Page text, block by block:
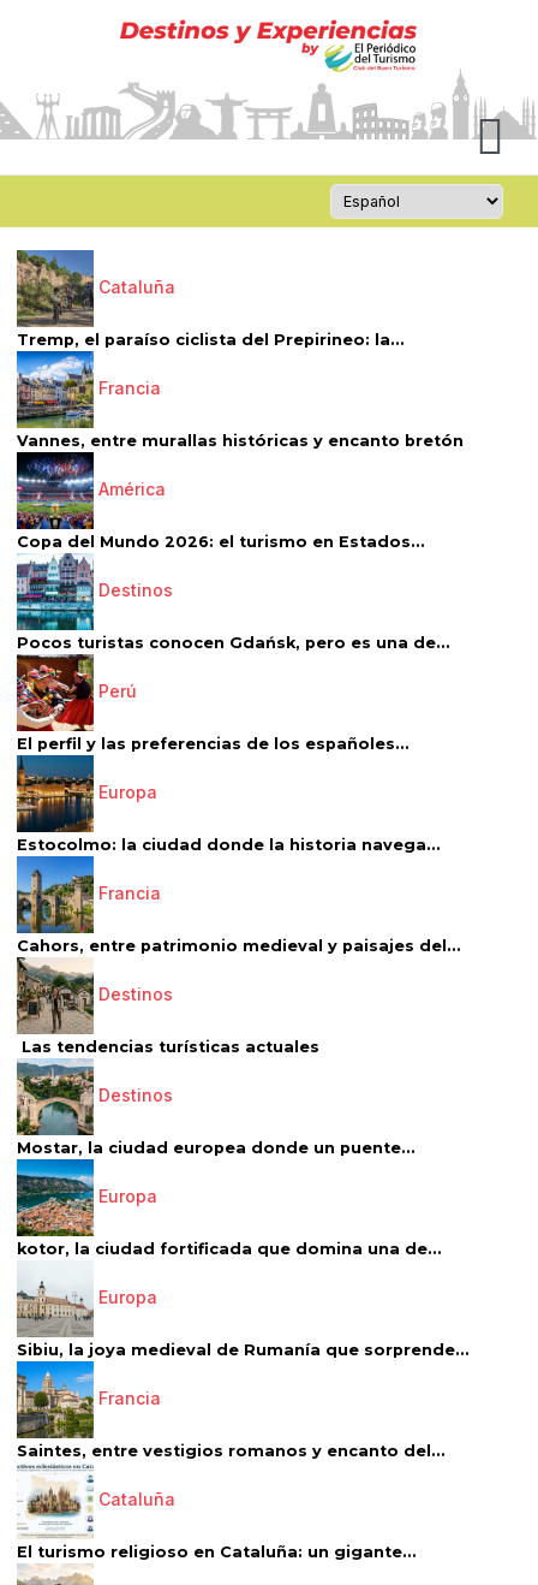
Cataluña
Tremp, el paraíso ciclista del Prepirineo: la...
Francia
Vannes, entre murallas históricas y encanto bretón
América
Copa del Mundo 2026: el turismo en Estados...
Destinos
Pocos turistas conocen Gdańsk, pero es una de...
Perú
El perfil y las preferencias de los españoles...
Europa
Estocolmo: la ciudad donde la historia navega...
Francia
Cahors, entre patrimonio medieval y paisajes del...
Destinos
Las tendencias turísticas actuales
Destinos
Mostar, la ciudad europea donde un puente...
Europa
kotor, la ciudad fortificada que domina una de...
Europa
Sibiu, la joya medieval de Rumanía que sorprende...
Francia
Saintes, entre vestigios romanos y encanto del...
Cataluña
El turismo religioso en Cataluña: un gigante...